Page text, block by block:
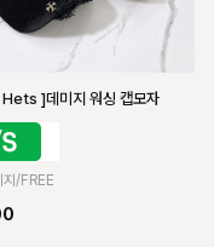
]데미지 워싱 캡모자
지/FREE